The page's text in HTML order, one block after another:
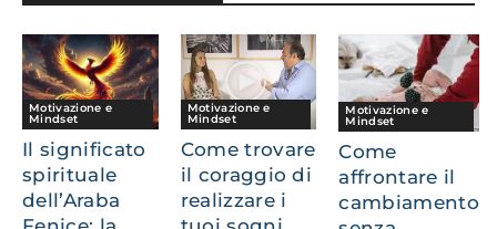
Motivazione e
Mindset
Il significato
spirituale
dell’Araba
Motivazione e
Mindset
Come trovare
il coraggio di
realizzare i
Motivazione e
Mindset
Come
affrontare il
cambiamento